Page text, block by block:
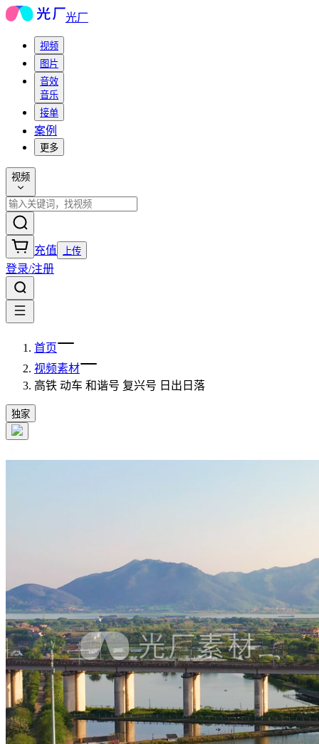
光厂
视频
图片
音效
音乐
接单
案例
更多
视频
充值 上传
登录/注册
首页
视频素材
高铁 动车 和谐号 复兴号 日出日落
独家